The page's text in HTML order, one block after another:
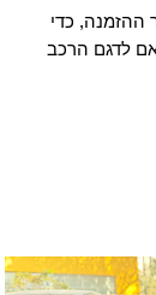
ההזמנה, כדי
לדגם הרכב